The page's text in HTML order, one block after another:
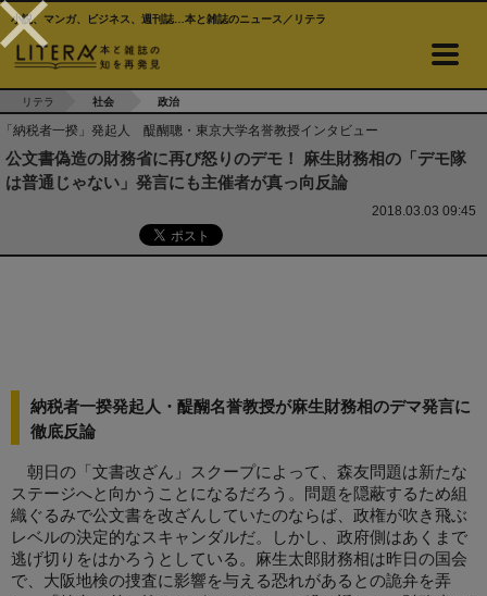
小説、マンガ、ビジネス、週刊誌…本と雑誌のニュース／リテラ
リテラ 社会 政治
「納税者一揆」発起人 醍醐聰・東京大学名誉教授インタビュー
公文書偽造の財務省に再び怒りのデモ！ 麻生財務相の「デモ隊
は普通じゃない」発言にも主催者が真っ向反論
2018.03.03 09:45
納税者一揆発起人・醍醐名誉教授が麻生財務相のデマ発言に
徹底反論
朝日の「文書改ざん」スクープによって、森友問題は新たな
ステージへと向かうことになるだろう。問題を隠蔽するため組
織ぐるみで公文書を改ざんしていたのならば、政権が吹き飛ぶ
レベルの決定的なスキャンダルだ。しかし、政府側はあくまで
逃げ切りをはかろうとしている。麻生太郎財務相は昨日の国会
で、大阪地検の捜査に影響を与える恐れがあるとの詭弁を弄